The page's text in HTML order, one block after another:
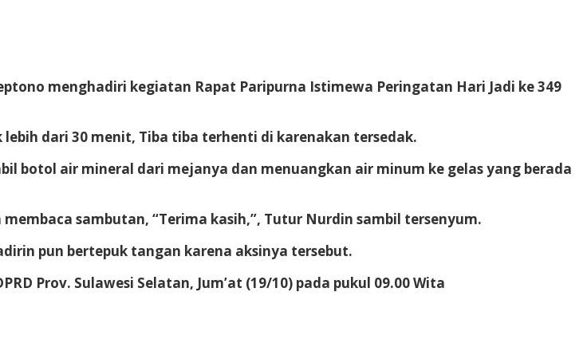
menghadiri kegiatan Rapat Paripurna Istimewa Peringatan Hari Jadi ke 349
dari 30 menit, Tiba tiba terhenti di karenakan tersedak.
botol air mineral dari mejanya dan menuangkan air minum ke gelas yang berada
sambutan, “Terima kasih,”, Tutur Nurdin sambil tersenyum.
pun bertepuk tangan karena aksinya tersebut.
Prov. Sulawesi Selatan, Jum’at (19/10) pada pukul 09.00 Wita